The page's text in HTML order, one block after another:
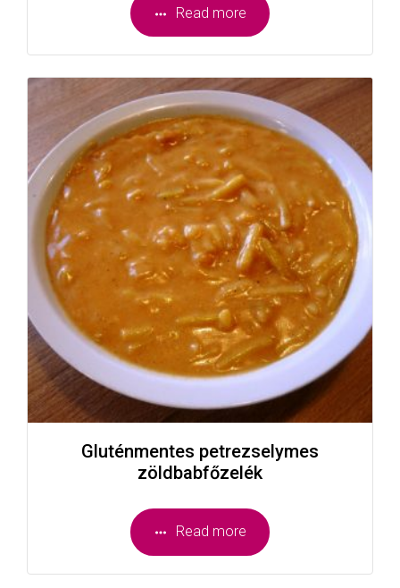
Read more
Gluténmentes petrezselymes
zöldbabfőzelék
Read more